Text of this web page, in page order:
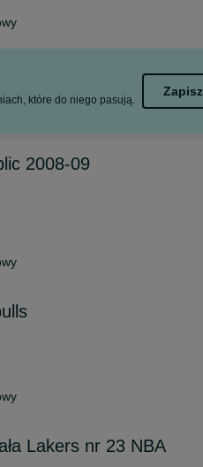
które do niego pasują.
Zapisz
2008-09
Lakers nr 23 NBA